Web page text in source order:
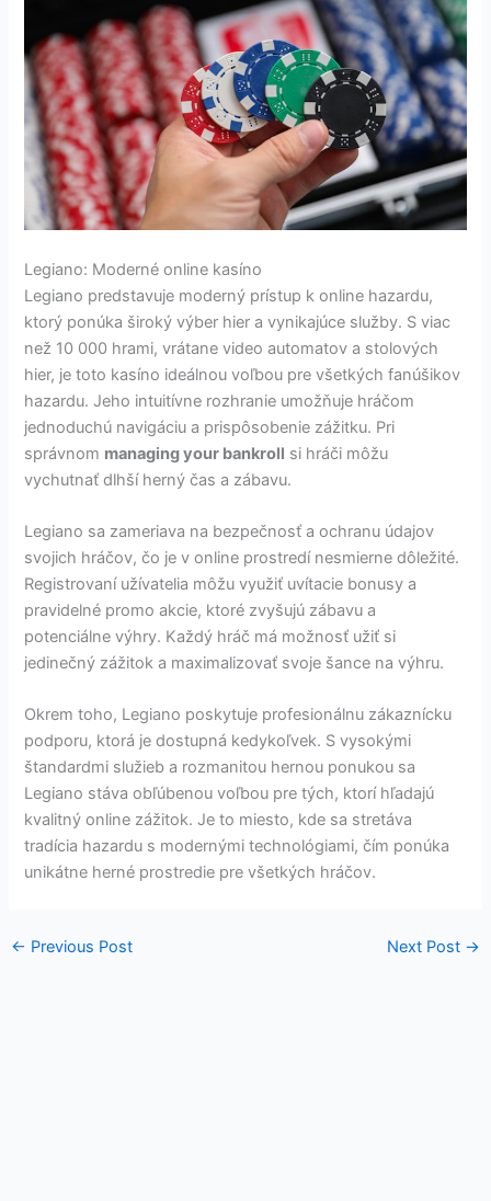
Legiano: Moderné online kasíno
Legiano predstavuje moderný prístup k online hazardu,
ktorý ponúka široký výber hier a vynikajúce služby. S viac
než 10 000 hrami, vrátane video automatov a stolových
hier, je toto kasíno ideálnou voľbou pre všetkých fanúšikov
hazardu. Jeho intuitívne rozhranie umožňuje hráčom
jednoduchú navigáciu a prispôsobenie zážitku. Pri
správnom managing your bankroll si hráči môžu
vychutnať dlhší herný čas a zábavu.
Legiano sa zameriava na bezpečnosť a ochranu údajov
svojich hráčov, čo je v online prostredí nesmierne dôležité.
Registrovaní užívatelia môžu využiť uvítacie bonusy a
pravidelné promo akcie, ktoré zvyšujú zábavu a
potenciálne výhry. Každý hráč má možnosť užiť si
jedinečný zážitok a maximalizovať svoje šance na výhru.
Okrem toho, Legiano poskytuje profesionálnu zákaznícku
podporu, ktorá je dostupná kedykoľvek. S vysokými
štandardmi služieb a rozmanitou hernou ponukou sa
Legiano stáva obľúbenou voľbou pre tých, ktorí hľadajú
kvalitný online zážitok. Je to miesto, kde sa stretáva
tradícia hazardu s modernými technológiami, čím ponúka
unikátne herné prostredie pre všetkých hráčov.
← Previous Post Next Post →